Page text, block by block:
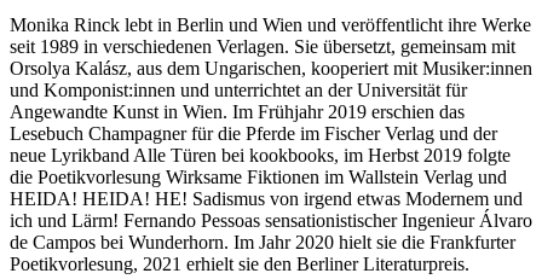
Monika Rinck lebt in Berlin und Wien und veröffentlicht ihre Werke
seit 1989 in verschiedenen Verlagen. Sie übersetzt, gemeinsam mit
Orsolya Kalász, aus dem Ungarischen, kooperiert mit Musiker:innen
und Komponist:innen und unterrichtet an der Universität für
Angewandte Kunst in Wien. Im Frühjahr 2019 erschien das
Lesebuch Champagner für die Pferde im Fischer Verlag und der
neue Lyrikband Alle Türen bei kookbooks, im Herbst 2019 folgte
die Poetikvorlesung Wirksame Fiktionen im Wallstein Verlag und
HEIDA! HEIDA! HE! Sadismus von irgend etwas Modernem und
ich und Lärm! Fernando Pessoas sensationistischer Ingenieur Álvaro
de Campos bei Wunderhorn. Im Jahr 2020 hielt sie die Frankfurter
Poetikvorlesung, 2021 erhielt sie den Berliner Literaturpreis.